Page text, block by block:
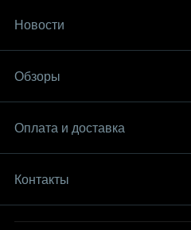
Новости
Обзоры
Оплата и доставка
Контакты